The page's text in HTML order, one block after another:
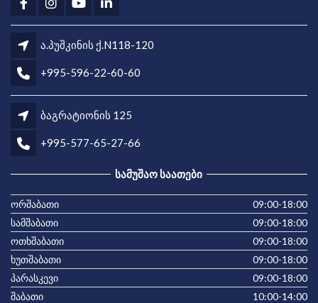
ა.პუშკინის ქ.N118-120
+995-596-22-60-60
ბაგრატიონის 125
+995-577-65-27-66
ᲡᲐᲛᲣᲨᲐᲝ ᲡᲐᲐᲗᲔᲑᲘ
ორშაბათი
09:00-18:00
სამშაბათი
09:00-18:00
ოთხშაბათი
09:00-18:00
ხუთშაბათი
09:00-18:00
პარასკევი
09:00-18:00
შაბათი
10:00-14:00